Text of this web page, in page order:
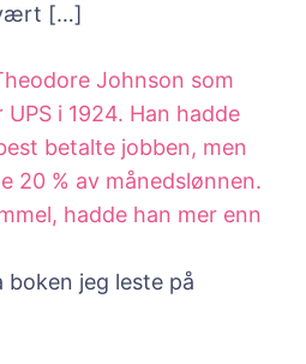
[…]
Johnson som
i 1924. Han hadde
betalte jobben, men
20 % av månedslønnen.
hadde han mer enn
jeg leste på